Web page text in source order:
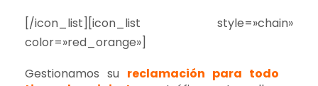
[/icon_list][icon_list style=»chain»
color=»red_orange»]
Gestionamos su reclamación para todo